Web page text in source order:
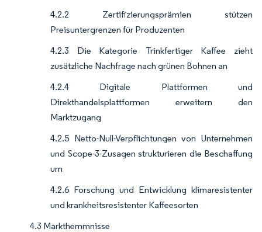
4.2.2 Zertifizierungsprämien stützen
Preisuntergrenzen für Produzenten
4.2.3 Die Kategorie Trinkfertiger Kaffee zieht
zusätzliche Nachfrage nach grünen Bohnen an
4.2.4 Digitale Plattformen und
Direkthandelsplattformen erweitern den
Marktzugang
4.2.5 Netto-Null-Verpflichtungen von Unternehmen
und Scope-3-Zusagen strukturieren die Beschaffung
um
4.2.6 Forschung und Entwicklung klimaresistenter
und krankheitsresistenter Kaffeesorten
4.3 Markthemmnisse